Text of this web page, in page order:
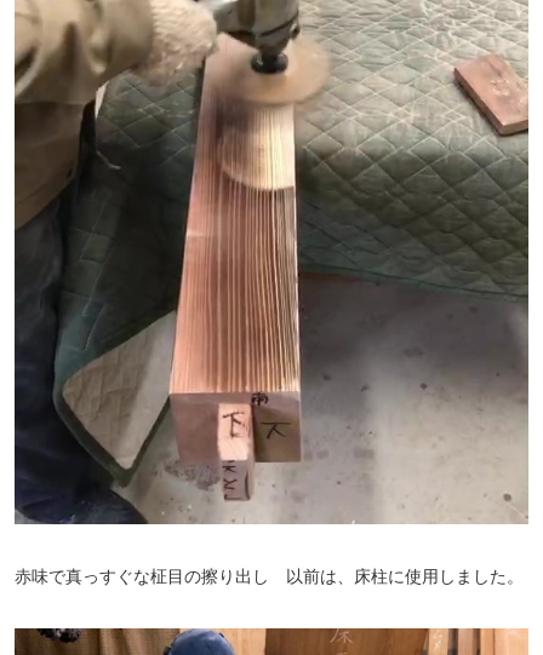
赤味で真っすぐな柾目の擦り出し 以前は、床柱に使用しました。